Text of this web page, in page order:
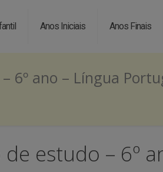
Anos Iniciais Anos Finais
6º ano – Língua
estudo – 6º